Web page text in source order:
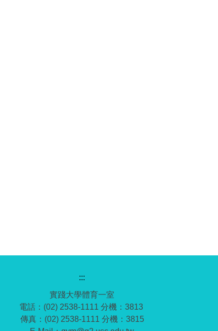
:::
實踐大學體育一室
電話：(02) 2538-1111 分機：3813
傳真：(02) 2538-1111 分機：3815